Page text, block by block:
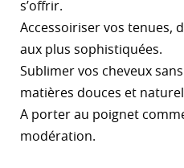
s’offrir.
Accessoiriser vos tenues,
aux plus sophistiquées.
Sublimer vos cheveux
matières douces et
A porter au poignet
modération.